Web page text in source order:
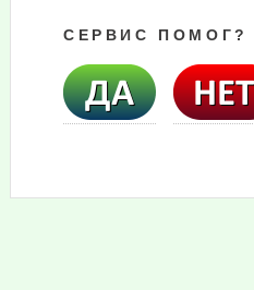
СЕРВИС ПОМОГ?